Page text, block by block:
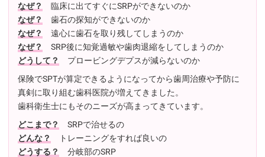
なぜ？
臨床に出てすぐにSRPができないのか
なぜ？
歯石の探知ができないのか
なぜ？
遠心に歯石を取り残してしまうのか
なぜ？
SRP後に知覚過敏や歯肉退縮をしてしまうのか
どうして？
プロービングデプスが減らないのか
保険でSPTが算定できるようになってから歯周治療や予防に
真剣に取り組む歯科医院が増えてきました。
歯科衛生士にもそのニーズが高まってきています。
どこまで？
SRPで治せるの
どんな？
トレーニングをすれば良いの
どうする？
分岐部のSRP